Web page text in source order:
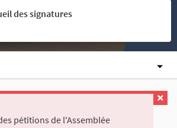
des signatures
pétitions de l'Assemblée